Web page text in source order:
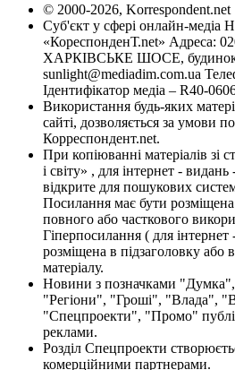
© 2000-2026, Korrespondent.net
Суб'єкт у сфері онлайн-медіа
«КореспонденТ.net» Адреса:
ХАРКІВСЬКЕ ШОСЕ, будинок
sunlight@mediadim.com.ua
Ідентифікатор медіа – R40-
Використання будь-яких
сайті, дозволяється за умови
Корреспондент.net.
При копіюванні матеріалів зі
і світу» , для інтернет -
відкрите для пошукових
Посилання має бути розміщена
повного або часткового
Гіперпосилання ( для
розміщена в підзаголовку або
матеріалу.
Новини з позначками
"Регіони", "Гроші", "Влада",
"Спецпроекти", "Промо"
реклами.
Розділ Спецпроекти
комерційними партнерами.